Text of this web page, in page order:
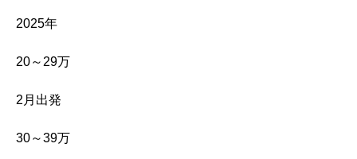
2025年
20～29万
2月出発
30～39万